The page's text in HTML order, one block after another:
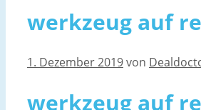
werkzeug auf
1. Dezember 2019von
werkzeug auf